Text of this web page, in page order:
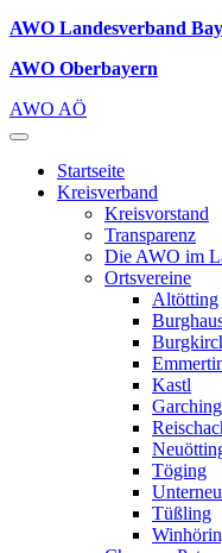
AWO Landesverband
AWO Oberbayern
AWO AÖ
Startseite
Kreisverband
Kreisvorstand
Transparenz
Die AWO im
Ortsvereine
Altötting
Kastl
Garching
Töging
Tüßling